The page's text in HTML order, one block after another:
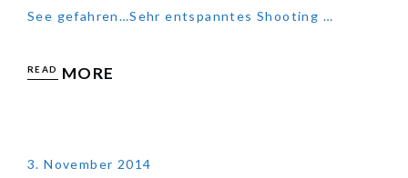
See gefahren…Sehr entspanntes Shooting …
READ MORE
3. November 2014